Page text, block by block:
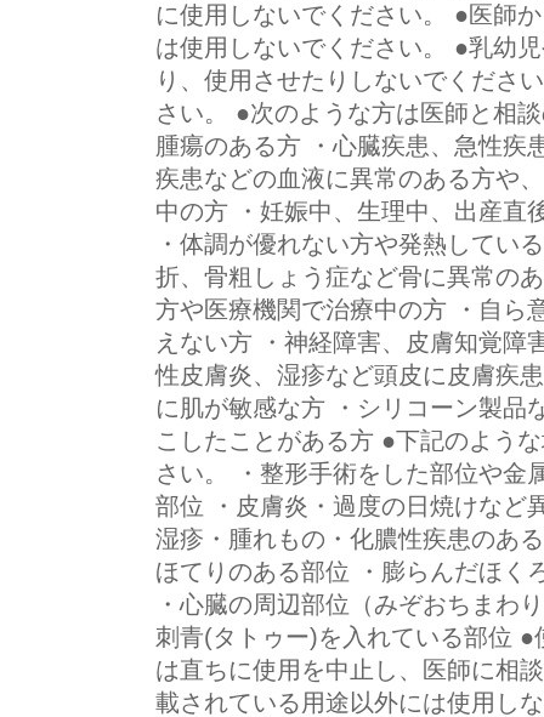
に使用しないでください。 ●医師
は使用しないでください。 ●乳幼
り、使用させたりしないでくださ
さい。 ●次のような方は医師と相
腫瘍のある方 ・心臓疾患、急性疾
疾患などの血液に異常のある方や
中の方 ・妊娠中、生理中、出産直
・体調が優れない方や発熱してい
折、骨粗しょう症など骨に異常の
方や医療機関で治療中の方 ・自ら
えない方 ・神経障害、皮膚知覚障
性皮膚炎、湿疹など頭皮に皮膚疾
に肌が敏感な方 ・シリコーン製品
こしたことがある方 ●下記のよう
さい。 ・整形手術をした部位や金
部位 ・皮膚炎・過度の日焼けなど
湿疹・腫れもの・化膿性疾患のあ
ほてりのある部位 ・膨らんだほく
・心臓の周辺部位（みぞおちまわ
刺青(タトゥー)を入れている部位
は直ちに使用を中止し、医師に相
載されている用途以外には使用し